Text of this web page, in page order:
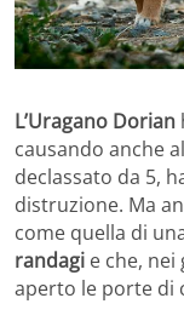
L’Uragano Dorian
causando anche
declassato da 5,
distruzione. Ma
come quella di
randagi e che,
aperto le porte di